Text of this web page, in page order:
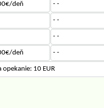
deň - -
- -
- -
deň - -
opekanie: 10 EUR